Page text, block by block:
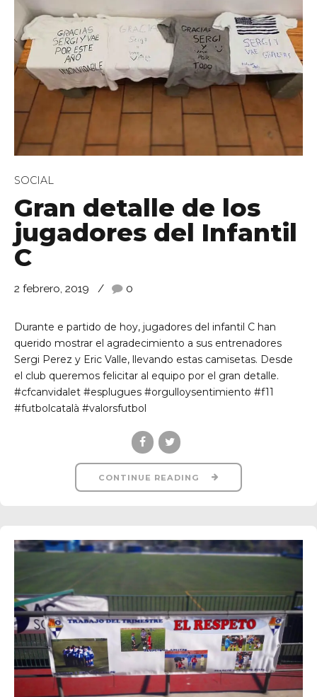
SOCIAL
Gran detalle de los
jugadores del Infantil
C
2 febrero, 2019 0
Durante e partido de hoy, jugadores del infantil C han
querido mostrar el agradecimiento a sus entrenadores
Sergi Perez y Eric Valle, llevando estas camisetas. Desde
el club queremos felicitar al equipo por el gran detalle.
#cfcanvidalet #esplugues #orgulloysentimiento #f11
#futbolcatalà #valorsfutbol
CONTINUE READING